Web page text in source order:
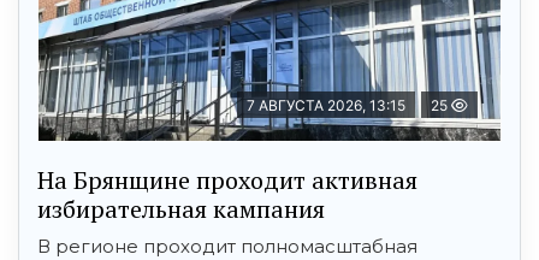
7 АВГУСТА 2026, 13:15 25
На Брянщине проходит активная
избирательная кампания
В регионе проходит полномасштабная